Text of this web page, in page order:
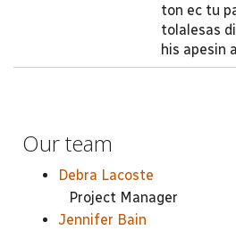
ton ec tu
tolalesas
his apesin
Our team
Debra Lacoste
Project Manager
Jennifer Bain